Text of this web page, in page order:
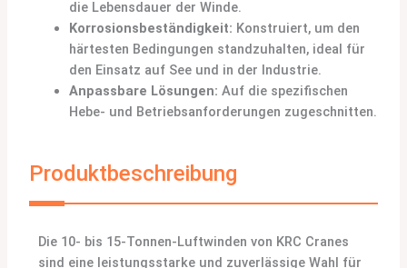
die Lebensdauer der Winde.
Korrosionsbeständigkeit: Konstruiert, um den
härtesten Bedingungen standzuhalten, ideal für
den Einsatz auf See und in der Industrie.
Anpassbare Lösungen: Auf die spezifischen
Hebe- und Betriebsanforderungen zugeschnitten.
Produktbeschreibung
Die 10- bis 15-Tonnen-Luftwinden von KRC Cranes
sind eine leistungsstarke und zuverlässige Wahl für